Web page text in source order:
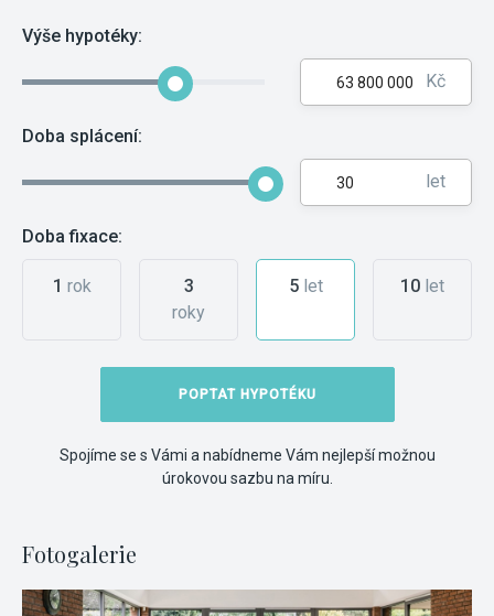
Výše hypotéky:
Kč
Doba splácení:
let
Doba fixace:
1 rok
3
roky
5let 10 let
POPTAT HYPOTÉKU
Spojíme se s Vámi a nabídneme Vám nejlepší možnou
úrokovou sazbu na míru.
Fotogalerie